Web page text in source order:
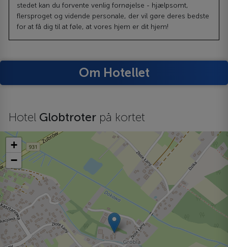
stedet kan du forvente venlig fornøjelse - hjælpsomt,
flersproget og vidende personale, der vil gøre deres bedste
for at få dig til at føle, at vores hjem er dit hjem!
Om Hotellet
Hotel Globtroter på kortet
+
−